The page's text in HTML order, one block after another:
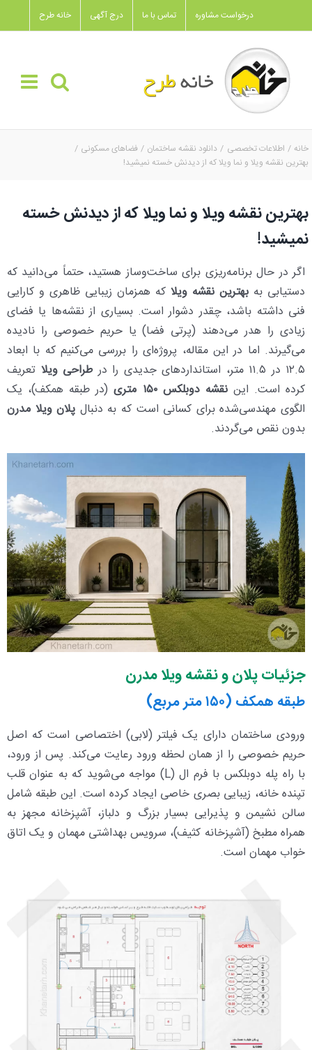
to
content
خانه طرح درج آگهی تماس با ما درخواست مشاوره
خانه اطلاعات تخصصی دانلود نقشه ساختمان
فضاهای مسکونی
بهترین نقشه ویلا و نما ویلا که از دیدنش خسته نمیشید!
بهترین نقشه ویلا و نما ویلا که از دیدنش خسته
نمیشید!
اگر در حال برنامه‌ریزی برای ساخت‌وساز هستید، حتماً می‌دانید که
دستیابی به بهترین نقشه ویلا که همزمان زیبایی ظاهری و کارایی
فنی داشته باشد، چقدر دشوار است. بسیاری از نقشه‌ها یا فضای
زیادی را هدر می‌دهند (پرتی فضا) یا حریم خصوصی را نادیده
می‌گیرند. اما در این مقاله، پروژه‌ای را بررسی می‌کنیم که با ابعاد
۱۲.۵ در ۱۱.۵ متر، استانداردهای جدیدی را در
طراحی ویلا تعریف
کرده است. ایننقشه دوبلکس ۱۵۰ متری
(در طبقه همکف)، یک
الگوی مهندسی‌شده برای کسانی است که به دنبال پلان ویلا مدرن
بدون نقص می‌گردند.
جزئیات پلان و نقشه ویلا مدرن
طبقه همکف (۱۵۰ متر مربع)
ورودی ساختمان دارای یک فیلتر (لابی) اختصاصی است که اصل
حریم خصوصی را از همان لحظه ورود رعایت می‌کند. پس از ورود،
با راه پله دوبلکس با فرم ال (L) مواجه می‌شوید که به عنوان قلب
تپنده خانه، زیبایی بصری خاصی ایجاد کرده است. این طبقه شامل
سالن نشیمن و پذیرایی بسیار بزرگ و دلباز، آشپزخانه مجهز به
همراه مطبخ (آشپزخانه کثیف)، سرویس بهداشتی مهمان و یک اتاق
خواب مهمان است.